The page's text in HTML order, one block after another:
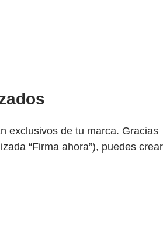
exclusivos de tu marca. Gracias
“Firma ahora”), puedes crear